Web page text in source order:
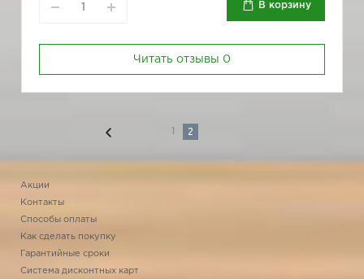
В корзину
Читать отзывы 0
2
Акции
Контакты
Способы оплаты
Как сделать покупку
Гарантийные сроки
Система дисконтных карт